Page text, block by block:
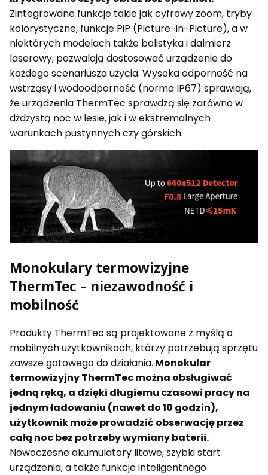
Zintegrowane funkcje takie jak cyfrowy zoom, tryby
kolorystyczne, funkcje PiP (Picture-in-Picture), a w
niektórych modelach także balistyka i dalmierz
laserowy, pozwalają dostosować urządzenie do
każdego scenariusza użycia. Wysoka odporność na
wstrząsy i wodoodporność (norma IP67) sprawiają,
że urządzenia ThermTec sprawdzą się zarówno w
dżdżystą noc w lesie, jak i w ekstremalnych
warunkach pustynnych czy górskich.
Monokulary termowizyjne
ThermTec – niezawodność i
mobilność
Produkty ThermTec są projektowane z myślą o
mobilnych użytkownikach, którzy potrzebują sprzętu
zawsze gotowego do działania. Monokular
termowizyjny ThermTec można obsługiwać
jedną ręką, a dzięki długiemu czasowi pracy na
jednym ładowaniu (nawet do 10 godzin),
użytkownik może prowadzić obserwację przez
całą noc bez potrzeby wymiany baterii.
Nowoczesne akumulatory litowe, szybki start
urządzenia, a także funkcje inteligentnego